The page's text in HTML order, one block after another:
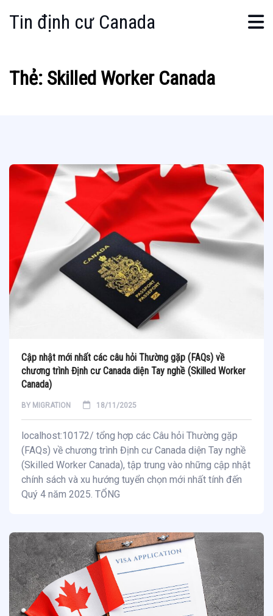
Tin định cư Canada
Thẻ: Skilled Worker Canada
Cập nhật mới nhất các câu hỏi Thường gặp (FAQs) về
chương trình Định cư Canada diện Tay nghề (Skilled Worker
Canada)
BY MIGRATION 18/11/2025
localhost:10172/ tổng hợp các Câu hỏi Thường gặp
(FAQs) về chương trình Định cư Canada diện Tay nghề
(Skilled Worker Canada), tập trung vào những cập nhật
chính sách và xu hướng tuyển chọn mới nhất tính đến
Quý 4 năm 2025. TỔNG